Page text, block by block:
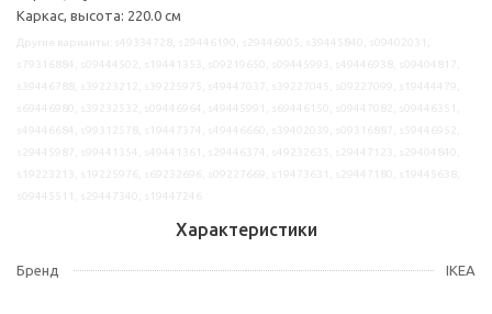
Каркас, высота: 220.0 см
Характеристики
Бренд IKEA